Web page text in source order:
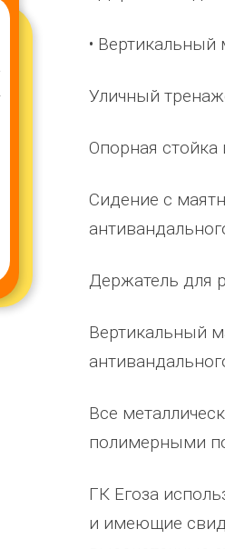
В целях устойчивого водоснабжения,
в п. Бага-Чонос проведены
установлена водонапорная башня
заменены два насоса на артезианских
Бага-Чоносовское сельское
муниципальное образование
Целинного района Республики
и
•
Уличный
Опорная стойка
Сидение с
Держатель для
Вертикальный
Все
полимерными
ГК Егоза
и имеющие